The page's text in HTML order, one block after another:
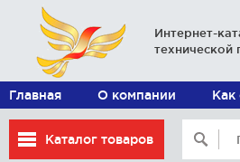
Интернет-
технической
Главная О компании Как
Каталог товаров